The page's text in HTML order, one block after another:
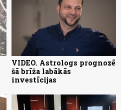
VIDEO. Astrologs prognozē
šā brīža labākās
investīcijas